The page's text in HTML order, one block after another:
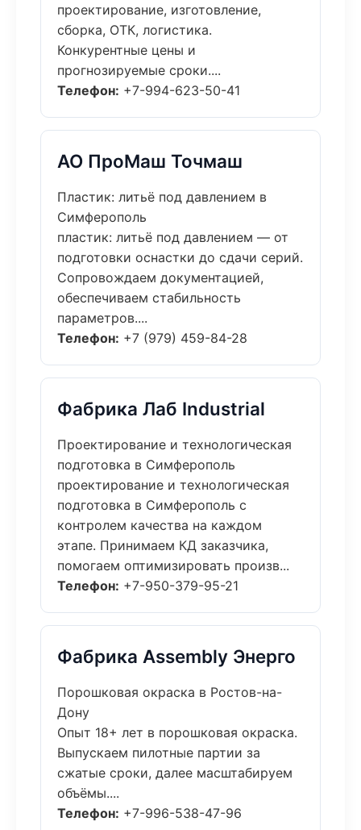
проектирование, изготовление,
сборка, ОТК, логистика.
Конкурентные цены и
прогнозируемые сроки....
Телефон: +7-994-623-50-41
АО ПроМаш Точмаш
Пластик: литьё под давлением в
Симферополь
пластик: литьё под давлением — от
подготовки оснастки до сдачи серий.
Сопровождаем документацией,
обеспечиваем стабильность
параметров....
Телефон: +7 (979) 459-84-28
Фабрика Лаб Industrial
Проектирование и технологическая
подготовка в Симферополь
проектирование и технологическая
подготовка в Симферополь с
контролем качества на каждом
этапе. Принимаем КД заказчика,
помогаем оптимизировать произв...
Телефон: +7-950-379-95-21
Фабрика Assembly Энерго
Порошковая окраска в Ростов-на-
Дону
Опыт 18+ лет в порошковая окраска.
Выпускаем пилотные партии за
сжатые сроки, далее масштабируем
объёмы....
Телефон: +7-996-538-47-96